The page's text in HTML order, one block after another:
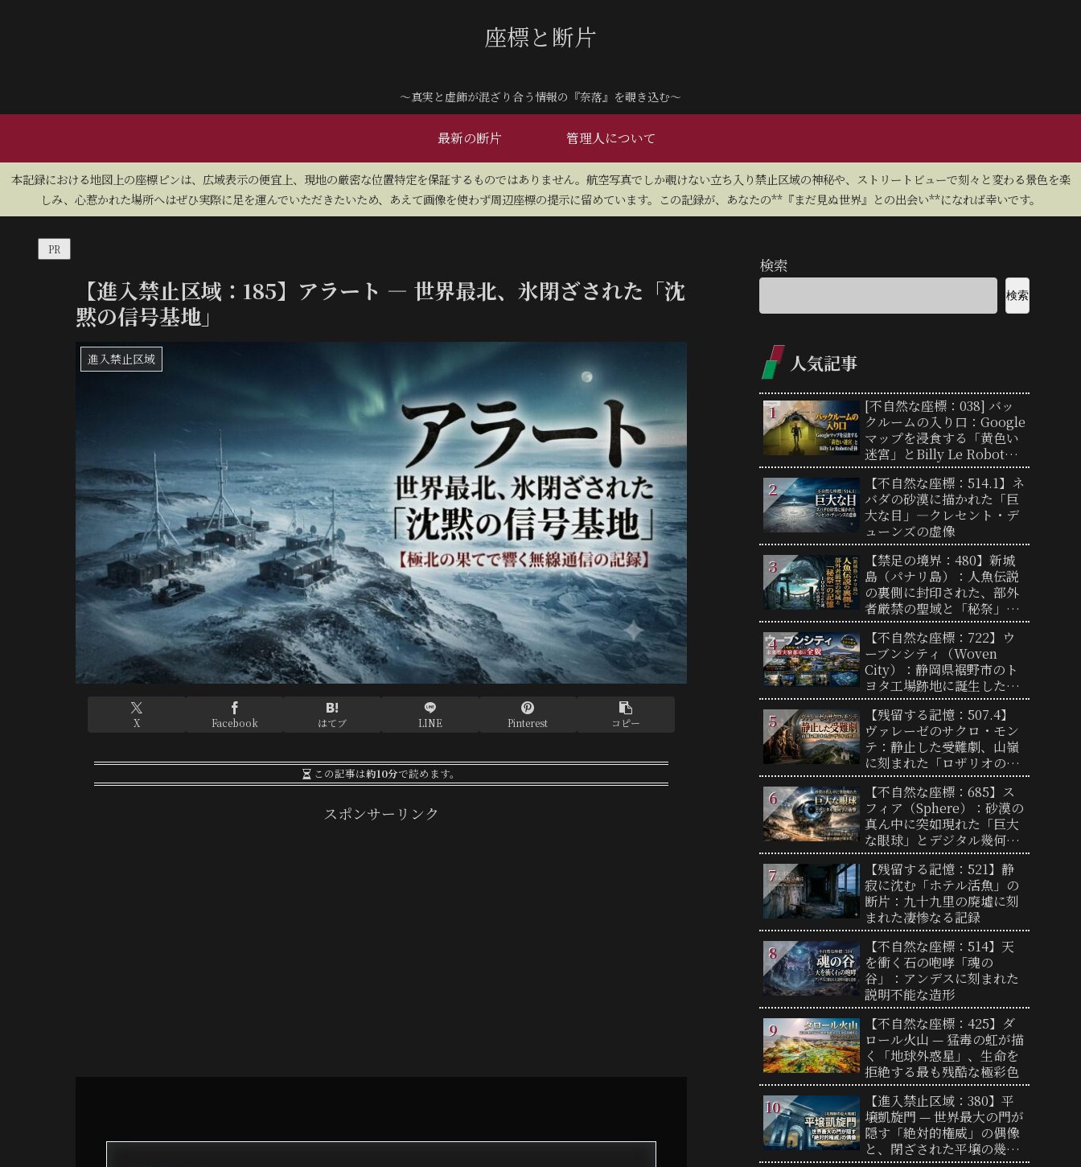
座標と断片
～真実と虚飾が混ざり合う情報の『奈落』を覗き込む～
最新の断片 管理人について
​本記録における地図上の座標ピンは、広域表示の便宜上、現地の厳密な位置特定を保証するものではありません。航空写真でしか覗けない立ち入り禁止区域の神秘や、ストリートビューで刻々と変わる景色を楽
しみ、心惹かれた場所へはぜひ実際に足を運んでいただきたいため、あえて画像を使わず周辺座標の提示に留めています。この記録が、あなたの**『まだ見ぬ世界』との出会い**になれば幸いです。
PR
【進入禁止区域：185】アラート — 世界最北、氷閉ざされた「沈
黙の信号基地」
進入禁止区域
X Facebook はてブ LINE Pinterest コピー
この記事は約10分で読めます。
スポンサーリンク
検索
検索
人気記事
[不自然な座標：038] バッ
クルームの入り口：Google
マップを浸食する「黄色い
迷宮」とBilly Le Robotの
正体
【不自然な座標：514.1】ネ
バダの砂漠に描かれた「巨
大な目」―クレセント・デ
ューンズの虚像
【禁足の境界：480】新城
島（パナリ島）：人魚伝説
の裏側に封印された、部外
者厳禁の聖域と「秘祭」の
記憶
【不自然な座標：722】ウ
ーブンシティ（Woven
City）：静岡県裾野市のト
ヨタ工場跡地に誕生した未
来型実験都市の全貌と「リ
アルな街」の謎
【残留する記憶：507.4】
ヴァレーゼのサクロ・モン
テ：静止した受難劇、山嶺
に刻まれた「ロザリオの聖
道」
【不自然な座標：685】ス
フィア（Sphere）：砂漠の
真ん中に突如現れた「巨大
な眼球」とデジタル幾何学
の衝撃
【残留する記憶：521】静
寂に沈む「ホテル活魚」の
断片：九十九里の廃墟に刻
まれた凄惨なる記録
【不自然な座標：514】天
を衝く石の咆哮「魂の
谷」：アンデスに刻まれた
説明不能な造形
【不自然な座標：425】ダ
ロール火山 — 猛毒の虹が描
く「地球外惑星」、生命を
拒絶する最も残酷な極彩色
【進入禁止区域：380】平
壌凱旋門 — 世界最大の門が
隠す「絶対的権威」の偶像
と、閉ざされた平壌の幾何